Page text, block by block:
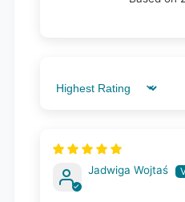
Sort by
Jadwiga Wojtaś